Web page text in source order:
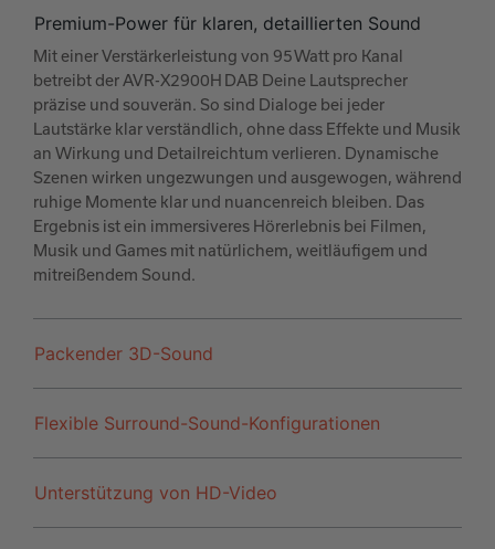
Premium-Power für klaren, detaillierten Sound
Mit einer Verstärkerleistung von 95 Watt pro Kanal
betreibt der AVR-X2900H DAB Deine Lautsprecher
präzise und souverän. So sind Dialoge bei jeder
Lautstärke klar verständlich, ohne dass Effekte und Musik
an Wirkung und Detailreichtum verlieren. Dynamische
Szenen wirken ungezwungen und ausgewogen, während
ruhige Momente klar und nuancenreich bleiben. Das
Ergebnis ist ein immersiveres Hörerlebnis bei Filmen,
Musik und Games mit natürlichem, weitläufigem und
mitreißendem Sound.
Packender 3D-Sound
Flexible Surround-Sound-Konfigurationen
Unterstützung von HD-Video